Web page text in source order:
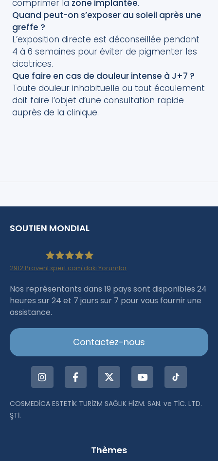
comprimer la zone implantée.
Quand peut-on s’exposer au soleil après une
greffe ?
L’exposition directe est déconseillée pendant
4 à 6 semaines pour éviter de pigmenter les
cicatrices.
Que faire en cas de douleur intense à J+7 ?
Toute douleur inhabituelle ou tout écoulement
doit faire l’objet d’une consultation rapide
auprès de la clinique.
SOUTIEN MONDIAL
Haartransplantation Istanbul |Dr.Acar aus
Istanbul
2912 ProvenExpert.com'daki Yorumlar
Nos représentants dans 19 pays sont disponibles 24
heures sur 24 et 7 jours sur 7 pour vous fournir une
assistance.
Contactez-nous
COSMEDİCA ESTETİK TURİZM SAĞLIK HİZM. SAN. ve TİC. LTD.
ŞTİ.
Thèmes